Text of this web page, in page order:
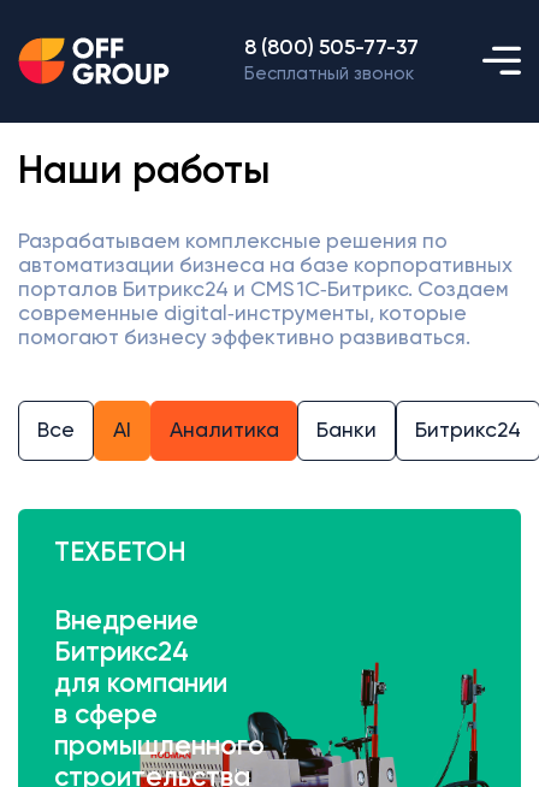
8 (800) 505-77-37
Бесплатный звонок
Наши работы
Разрабатываем комплексные решения по
автоматизации бизнеса на базе корпоративных
порталов Битрикс24 и CMS 1С‑Битрикс. Создаем
современные digital‑инструменты, которые
помогают бизнесу эффективно развиваться.
Все AI Аналитика Банки Битрикс24
ТЕХБЕТОН
Внедрение
Битрикс24
для компании
в сфере
промышленного
строительства